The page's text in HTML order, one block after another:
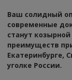
Ваш солидный
современные
станут
преимуществ
Екатеринбурге,
уголке России.